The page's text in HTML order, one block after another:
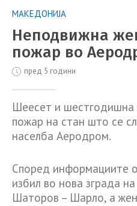
МАКЕДОНИЈА
Неподвижна
пожар во
пред 5 години
Шеесет и шестгодишна
пожар на стан што се
населба Аеродром.
Според информациите
избил во нова зграда
Шаторов – Шарло, а